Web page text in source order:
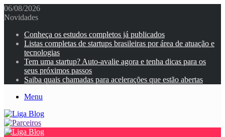
06/08/2026
Novidades
Conheça os estudos completos já publicados
Listas completas de startups brasileiras por área de atuação e
tecnologias
Tem uma startup? Auto-avalie agora e tenha dicas para os
seus próximos passos
Saiba quais chamadas para acelerações que estão abertas
Menu